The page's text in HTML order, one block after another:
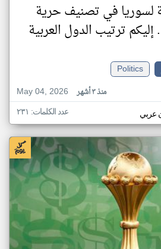
لسوريا في تصنيف حرية
ترتيب الدول العربية
Politics
May 04, 2026
منذ ٣ أشهر
عربي عدد الكلمات: ٢٣١